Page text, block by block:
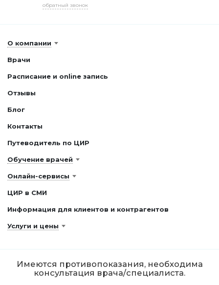
обратный звонок
О компании
Врачи
Расписание и online запись
Отзывы
Блог
Контакты
Путеводитель по ЦИР
Обучение врачей
Онлайн-сервисы
ЦИР в СМИ
Информация для клиентов и контрагентов
Услуги и цены
Имеются противопоказания, необходима
консультация врача/специалиста.